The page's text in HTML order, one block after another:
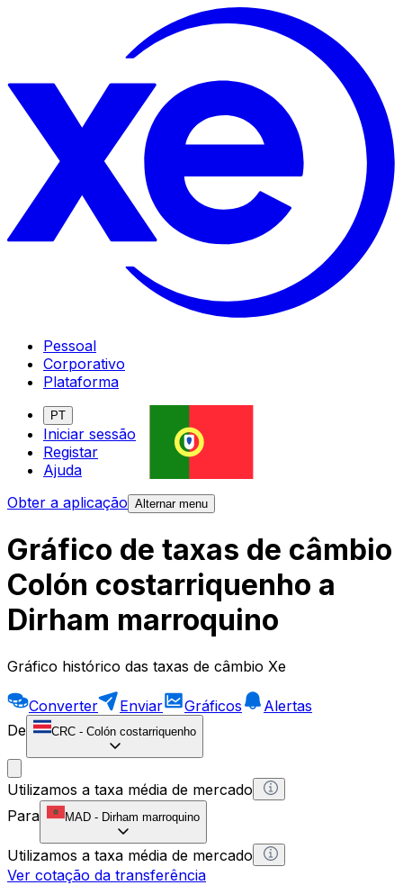
Pessoal
Corporativo
Plataforma
PT
Iniciar sessão
Registar
Ajuda
Obter a aplicação Alternar menu
Gráfico de taxas de câmbio
Colón costarriquenho a
Dirham marroquino
Gráfico histórico das taxas de câmbio Xe
Converter Enviar Gráficos
Alertas
De
CRC - Colón costarriquenho
Utilizamos a taxa média de mercado
Para
MAD - Dirham marroquino
Utilizamos a taxa média de mercado
Ver cotação da transferência